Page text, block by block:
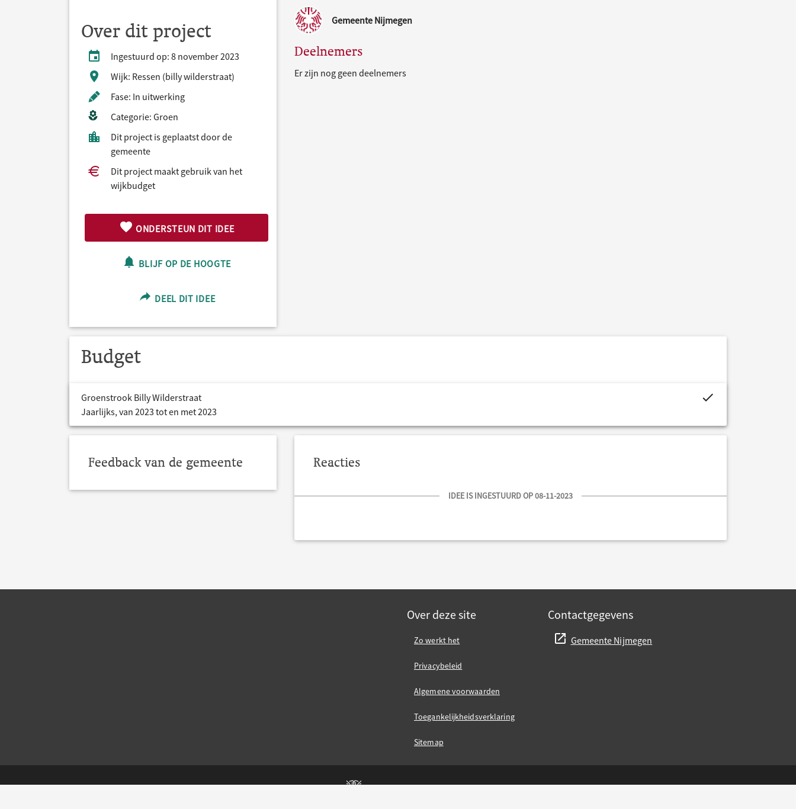
Over dit project
Ingestuurd op: 8 november 2023
Wijk: Ressen (billy wilderstraat)
Fase: In uitwerking
Categorie: Groen
Dit project is geplaatst door de
gemeente
Dit project maakt gebruik van het
wijkbudget
ONDERSTEUN DIT IDEE
BLIJF OP DE HOOGTE
DEEL DIT IDEE
Gemeente Nijmegen
Deelnemers
Er zijn nog geen deelnemers
Budget
Groenstrook Billy Wilderstraat
Jaarlijks, van 2023 tot en met 2023
project.budget.fields.is_assigned-alt
Feedback van de gemeente Reacties
IDEE IS INGESTUURD OP 08-11-2023
Over deze site
Zo werkt het
Privacybeleid
Algemene voorwaarden
Toegankelijkheidsverklaring
Sitemap
Contactgegevens
Gemeente Nijmegen
Gemeente Nijmegen